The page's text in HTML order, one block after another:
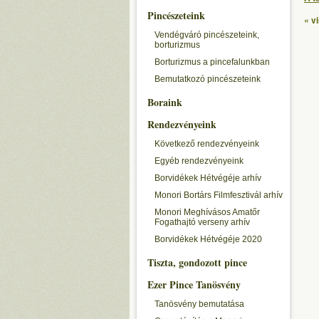
Pincészeteink
Vendégváró pincészeteink,
borturizmus
Borturizmus a pincefalunkban
Bemutatkozó pincészeteink
Boraink
Rendezvényeink
Következő rendezvényeink
Egyéb rendezvényeink
Borvidékek Hétvégéje arhív
Monori Bortárs Filmfesztivál arhív
Monori Meghívásos Amatőr
Fogathajtó verseny arhív
Borvidékek Hétvégéje 2020
Tiszta, gondozott pince
Ezer Pince Tanösvény
Tanösvény bemutatása
«